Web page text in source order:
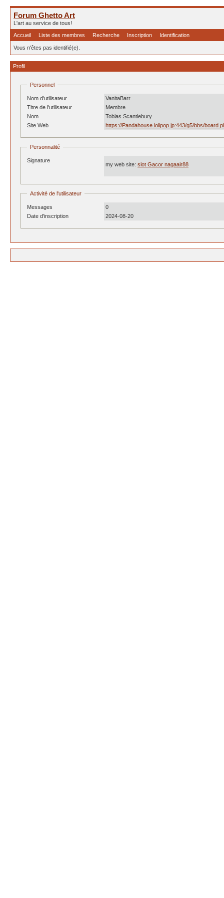
Forum Ghetto Art
L'art au service de tous!
Accueil
Liste des membres Recherche Inscription Identification
Vous n'êtes pas identifié(e).
Profil
Personnel
Nom d'utilisateur
VanitaBarr
Titre de l'utilisateur
Membre
Nom
Tobias Scantlebury
Site Web
https://Pandahouse.lolipop.jp:443/g5/bbs/
Personnalité
Signature
my web site: slot Gacor nagaair88
Activité de l'utilisateur
Messages
0
Date d'inscription
2024-08-20